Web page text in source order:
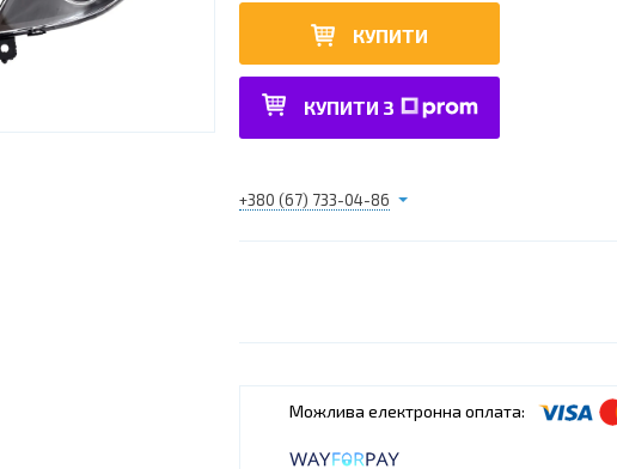
КУПИТИ
КУПИТИ З
+380 (67) 733-04-86